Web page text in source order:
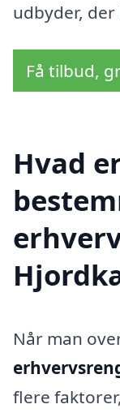
udbyder,
Få tilbud,
Hvad
Når man
flere